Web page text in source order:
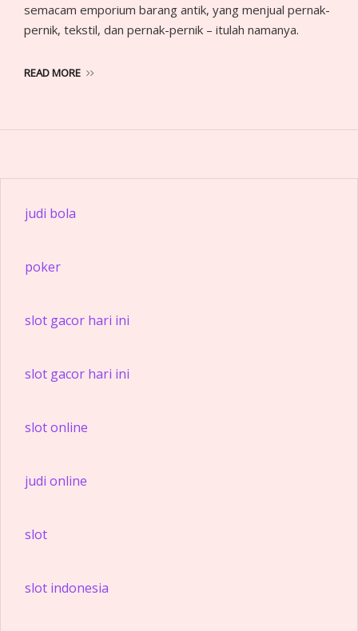
semacam emporium barang antik, yang menjual pernak-
pernik, tekstil, dan pernak-pernik – itulah namanya.
READ MORE
judi bola
poker
slot gacor hari ini
slot gacor hari ini
slot online
judi online
slot
slot indonesia